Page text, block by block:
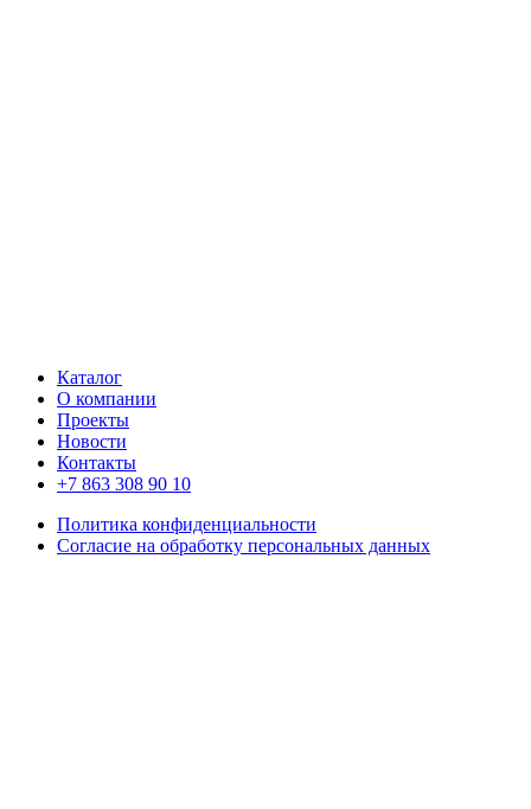
Каталог
О компании
Проекты
Новости
Контакты
+7 863 308 90 10
Политика конфиденциальности
Согласие на обработку персональных данных